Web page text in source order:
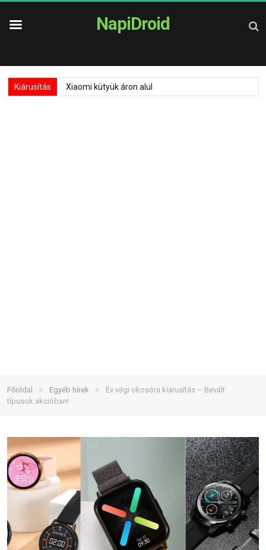
NapiDroid
Kiárusítás Xiaomi kütyük áron alul
Főoldal » Egyéb hírek »
Év végi okosóra kiárusítás – Bevált
típusok akcióban!